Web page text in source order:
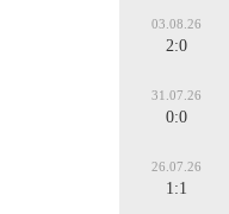
03.08.26
2:0
31.07.26
0:0
26.07.26
1:1